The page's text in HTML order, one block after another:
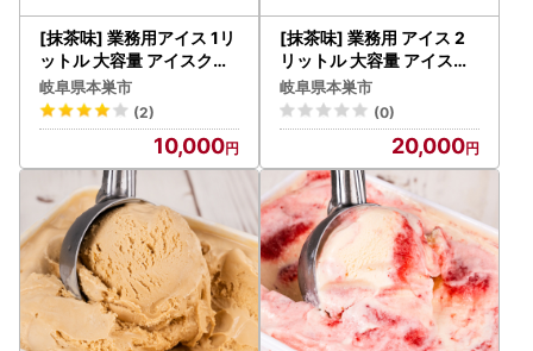
[抹茶味] 業務用アイス 1リ
ットル 大容量 アイスクリ
ーム 大容量
岐阜県本巣市
(2)
10,000
[抹茶味] 業務用 アイス 2
リットル 大容量 アイスク
リーム 大容量
岐阜県本巣市
(0)
20,000